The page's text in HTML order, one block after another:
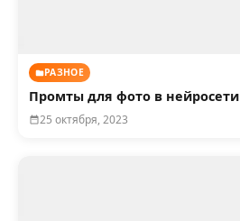
РАЗНОЕ
Промты для фото в нейросети
25 октября, 2023